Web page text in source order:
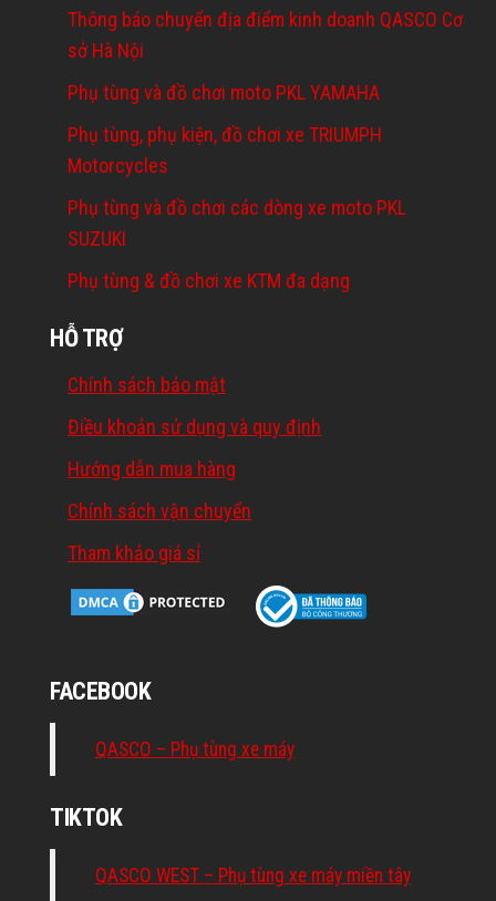
Thông báo chuyển địa điểm kinh doanh QASCO Cơ
sở Hà Nội
Phụ tùng và đồ chơi moto PKL YAMAHA
Phụ tùng, phụ kiện, đồ chơi xe TRIUMPH
Motorcycles
Phụ tùng và đồ chơi các dòng xe moto PKL
SUZUKI
Phụ tùng & đồ chơi xe KTM đa dạng
HỖ TRỢ
Chính sách bảo mật
Điều khoản sử dụng và quy định
Hướng dẫn mua hàng
Chính sách vận chuyển
Tham khảo giá sỉ
FACEBOOK
QASCO – Phụ tùng xe máy
TIKTOK
QASCO WEST – Phụ tùng xe máy miền tây